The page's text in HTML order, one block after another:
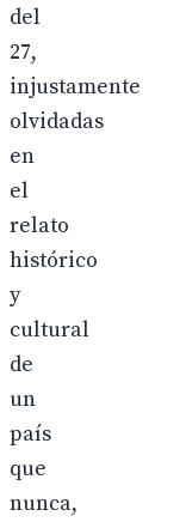
del
27,
injustamente
olvidadas
en
el
relato
histórico
y
cultural
de
un
país
que
nunca,